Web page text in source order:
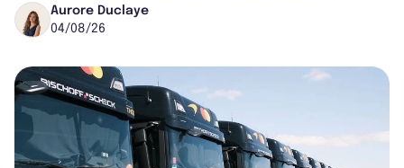
partenariat. Ces co-acquisitions permettent a...
Aurore Duclaye
04/08/26